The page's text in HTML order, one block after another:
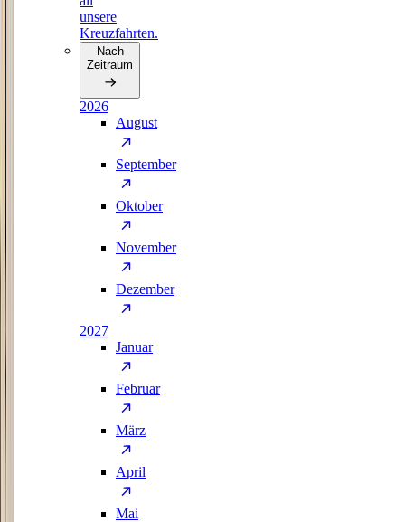
unsere
Kreuzfahrten.
Nach
Zeitraum
2026
August
September
Oktober
November
Dezember
2027
Januar
Februar
März
April
Mai